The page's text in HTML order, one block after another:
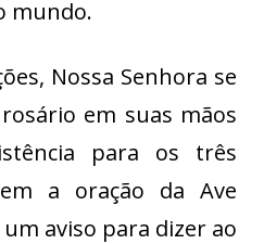
mundo.
Nossa Senhora se
em suas mãos
para os três
a oração da Ave
aviso para dizer ao